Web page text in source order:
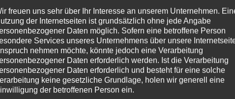
Daten, die diese zur Erfüllung unserer
wir nur weitergeben, wenn gesetzliche
Rechtsgrund diese Weitergabe legitimiert.
Dritte weitergegeben.
Herkunft und Empfänger und den Nutzen
oder Löschung dieser Daten verlangen. Bitte
zum Thema stehen wir Ihnen ebenfalls
freuen uns sehr über Ihr Interesse an unserem Unternehmen.
der Internetseiten ist grundsätzlich ohne jede Angabe
Daten möglich. Sofern eine betroffene Person
Services unseres Unternehmens über unsere
nehmen möchte, könnte jedoch eine Verarbeitung
Daten erforderlich werden. Ist die Verarbeitung
Daten erforderlich und besteht für eine solche
keine gesetzliche Grundlage, holen wir generell eine
der betroffenen Person ein.